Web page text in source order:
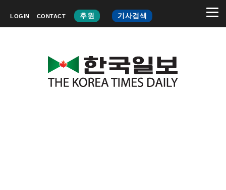
LOGIN CONTACT 후원 기사검색